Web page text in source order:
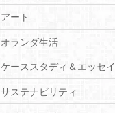
アート
オランダ生活
ケーススタディ＆エッセイ
サステナビリティ